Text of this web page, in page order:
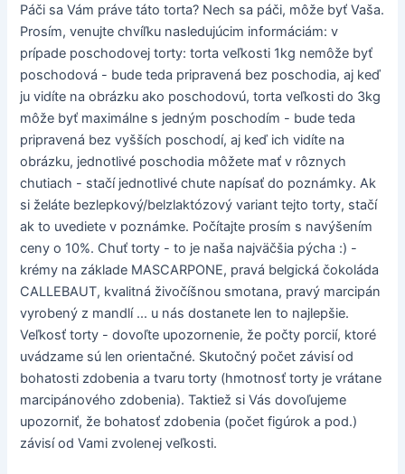
Páči sa Vám práve táto torta? Nech sa páči, môže byť Vaša.
Prosím, venujte chvíľku nasledujúcim informáciám: v
prípade poschodovej torty: torta veľkosti 1kg nemôže byť
poschodová - bude teda pripravená bez poschodia, aj keď
ju vidíte na obrázku ako poschodovú, torta veľkosti do 3kg
môže byť maximálne s jedným poschodím - bude teda
pripravená bez vyšších poschodí, aj keď ich vidíte na
obrázku, jednotlivé poschodia môžete mať v rôznych
chutiach - stačí jednotlivé chute napísať do poznámky. Ak
si želáte bezlepkový/belzlaktózový variant tejto torty, stačí
ak to uvediete v poznámke. Počítajte prosím s navýšením
ceny o 10%. Chuť torty - to je naša najväčšia pýcha :) -
krémy na základe MASCARPONE, pravá belgická čokoláda
CALLEBAUT, kvalitná živočíšnou smotana, pravý marcipán
vyrobený z mandlí ... u nás dostanete len to najlepšie.
Veľkosť torty - dovoľte upozornenie, že počty porcií, ktoré
uvádzame sú len orientačné. Skutočný počet závisí od
bohatosti zdobenia a tvaru torty (hmotnosť torty je vrátane
marcipánového zdobenia). Taktiež si Vás dovoľujeme
upozorniť, že bohatosť zdobenia (počet figúrok a pod.)
závisí od Vami zvolenej veľkosti.